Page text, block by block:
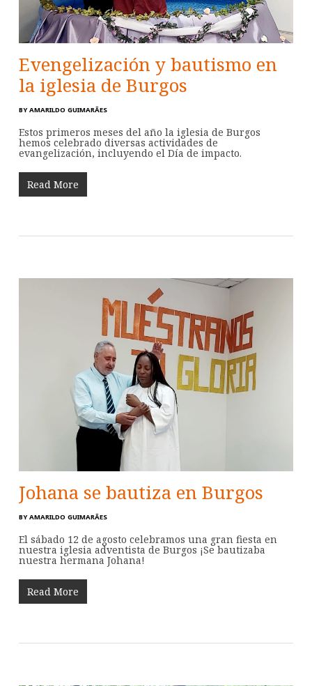
Evengelización y bautismo en
la iglesia de Burgos
BY AMARILDO GUIMARÃES
Estos primeros meses del año la iglesia de Burgos
hemos celebrado diversas actividades de
evangelización, incluyendo el Día de impacto.
Read More
Johana se bautiza en Burgos
BY AMARILDO GUIMARÃES
El sábado 12 de agosto celebramos una gran fiesta en
nuestra iglesia adventista de Burgos ¡Se bautizaba
nuestra hermana Johana!
Read More